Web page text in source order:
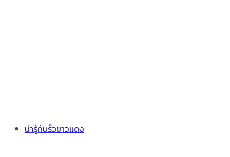
น่ารู้กับรั้วขาวแดง